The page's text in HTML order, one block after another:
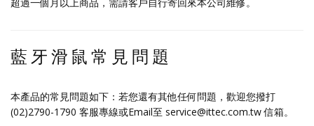
藍牙滑鼠常見問題
本產品的常見問題如下：若您還有其他任何問題，歡迎您撥打
(02)2790-1790 客服專線或Email至 service@ittec.com.tw 信箱。